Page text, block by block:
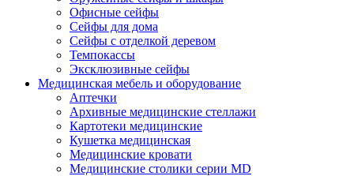
Офисные сейфы
Сейфы для дома
Сейфы с отделкой деревом
Темпокассы
Эксклюзивные сейфы
Медицинская мебель и оборудование
Аптечки
Архивные медицинские стеллажи
Картотеки медицинские
Кушетка медицинская
Медицинские кровати
Медицинские столики серии MD